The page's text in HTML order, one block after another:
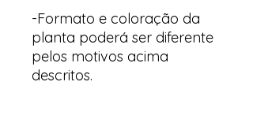
-Formato e coloração da
planta poderá ser diferente
pelos motivos acima
descritos.